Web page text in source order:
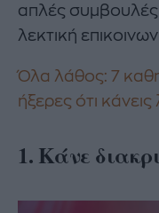
απλές συμβουλές
λεκτική
Όλα λάθος: 7
ήξερες ότι
1. Κάνε